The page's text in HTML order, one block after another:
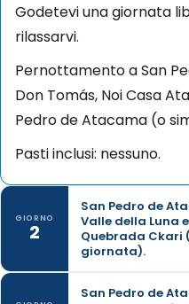
Godetevi una giornata
rilassarvi.
Pernottamento a San
Don Tomás, Noi Casa
Pedro de Atacama (o
Pasti inclusi: nessuno.
GIORNO
2
San Pedro de
Valle della Luna e
Quebrada Ckari
giornata).
San Pedro de